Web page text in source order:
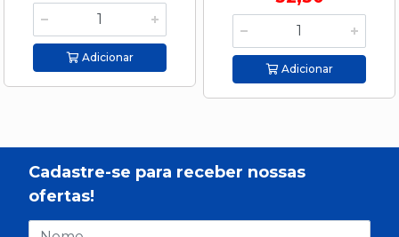
Adicionar
Adicionar
Cadastre-se para receber nossas
ofertas!